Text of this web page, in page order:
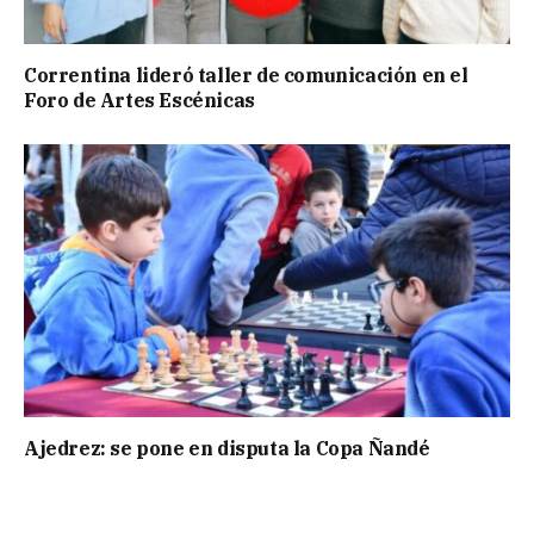
Correntina lideró taller de comunicación en el
Foro de Artes Escénicas
Ajedrez: se pone en disputa la Copa Ñandé